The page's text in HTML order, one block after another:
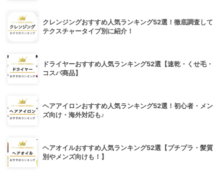
クレンジングおすすめ人気ランキング52選！徹底調査して
テクスチャータイプ別に紹介！
ドライヤーおすすめ人気ランキング52選【速乾・くせ毛・
コスパ商品】
ヘアアイロンおすすめ人気ランキング52選！初心者・メン
ズ向け・海外対応も♪
ヘアオイルおすすめ人気ランキング52選【プチプラ・髪質
別やメンズ向けも！】